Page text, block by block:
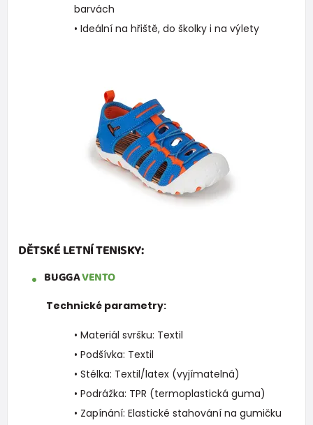
barvách
• Ideální na hřiště, do školky i na výlety
DĚTSKÉ LETNÍ TENISKY:
BUGGAVENTO
Technické parametry:
• Materiál svršku: Textil
• Podšívka: Textil
• Stélka: Textil/latex (vyjímatelná)
• Podrážka: TPR (termoplastická guma)
• Zapínání: Elastické stahování na gumičku